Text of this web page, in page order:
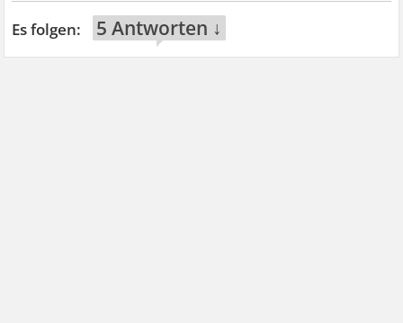
5 Antworten ↓